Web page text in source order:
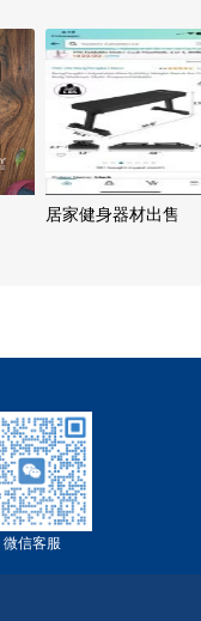
居家健身器材出售
微信客服